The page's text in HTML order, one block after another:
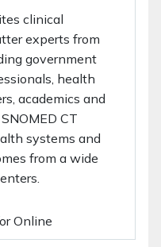
clinical
experts from
government
health
academics and
CT
systems and
from a wide
Online